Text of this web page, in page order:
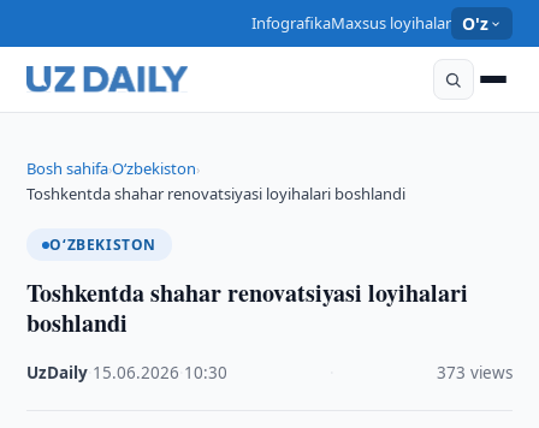
InfografikaMaxsus loyihalar O'z
Bosh sahifa›O‘zbekiston›
Toshkentda shahar renovatsiyasi loyihalari boshlandi
O‘ZBEKISTON
Toshkentda shahar renovatsiyasi loyihalari
boshlandi
UzDaily 15.06.2026 10:30 373 views